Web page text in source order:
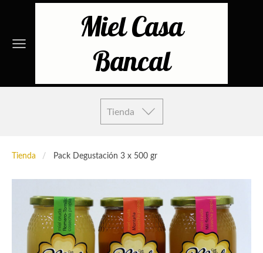
Miel Casa
Bancal
Tienda
Tienda Pack Degustación 3 x 500 gr